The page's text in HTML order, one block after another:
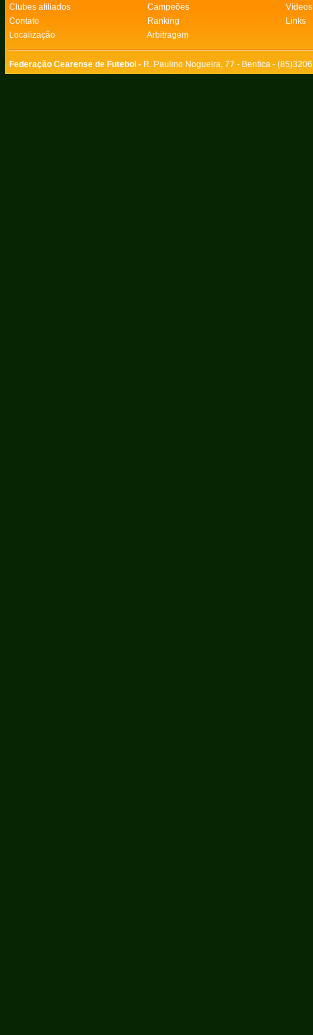
Clubes afiliados Campeões
Vídeos
Contato
Ranking
Links
Localização
Arbitragem
Federação Cearense de Futebol - R. Paulino Nogueira, 77 - Benfica -